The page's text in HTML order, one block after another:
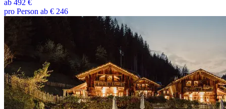
ab 492 €
pro Person ab € 246